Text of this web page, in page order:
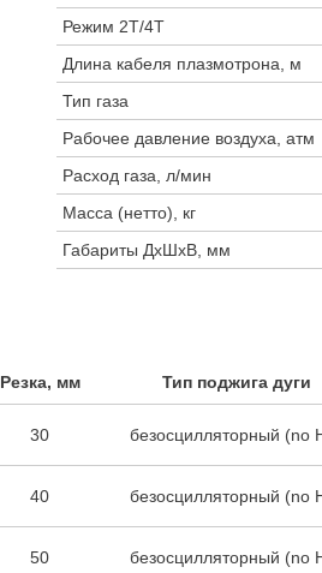
Режим 2Т/4Т
Длина кабеля плазмотрона, м
Тип газа
Рабочее давление воздуха, атм
Расход газа, л/мин
Масса (нетто), кг
Габариты ДхШхВ, мм
Резка, мм Тип поджига дуги
30 безосцилляторный (no
40 безосцилляторный (no
50 безосцилляторный (no